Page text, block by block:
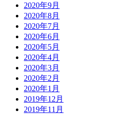
2020年9月
2020年8月
2020年7月
2020年6月
2020年5月
2020年4月
2020年3月
2020年2月
2020年1月
2019年12月
2019年11月